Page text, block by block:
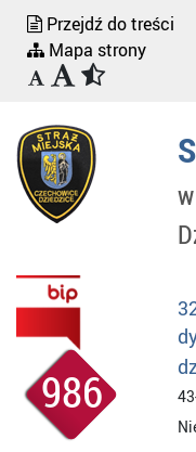
Przejdź do treści
Mapa strony
986